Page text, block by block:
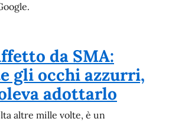
da SMA:
gli occhi azzurri,
adottarlo
altre mille volte, è un